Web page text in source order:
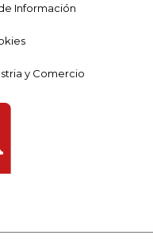
Información
y Comercio